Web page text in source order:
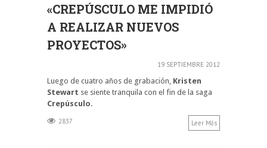
«CREPÚSCULO ME IMPIDIÓ
A REALIZAR NUEVOS
PROYECTOS»
19 SEPTIEMBRE 2012
Luego de cuatro años de grabación, Kristen
Stewart se siente tranquila con el fin de la saga
Crepúsculo.
2837 Leer Más